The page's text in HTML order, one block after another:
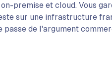
premise et cloud. Vous
sur une infrastructure
de l'argument